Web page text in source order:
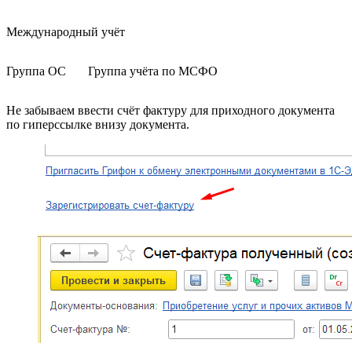
Международный учёт
Группа ОС Группа учёта по МСФО
Не забываем ввести счёт фактуру для приходного документа
по гиперссылке внизу документа.